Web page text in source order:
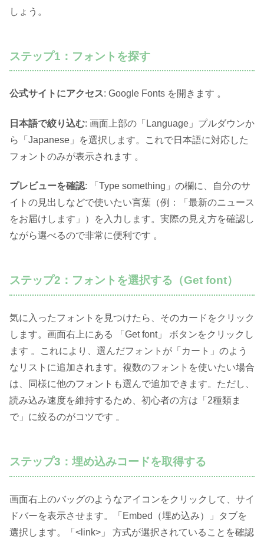
しょう。
ステップ1：フォントを探す
公式サイトにアクセス: Google Fonts を開きます 。
日本語で絞り込む: 画面上部の「Language」プルダウンか
ら「Japanese」を選択します。これで日本語に対応した
フォントのみが表示されます 。
プレビューを確認: 「Type something」の欄に、自分のサ
イトの見出しなどで使いたい言葉（例：「最新のニュース
をお届けします」）を入力します。実際の見え方を確認し
ながら選べるので非常に便利です 。
ステップ2：フォントを選択する（Get font）
気に入ったフォントを見つけたら、そのカードをクリック
します。画面右上にある 「Get font」 ボタンをクリックし
ます 。これにより、選んだフォントが「カート」のよう
なリストに追加されます。複数のフォントを使いたい場合
は、同様に他のフォントも選んで追加できます。ただし、
読み込み速度を維持するため、初心者の方は「2種類ま
で」に絞るのがコツです 。
ステップ3：埋め込みコードを取得する
画面右上のバッグのようなアイコンをクリックして、サイ
ドバーを表示させます。「Embed（埋め込み）」タブを
選択します。「<link>」 方式が選択されていることを確認